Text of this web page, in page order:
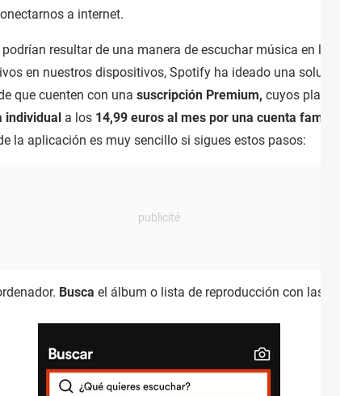
a internet.
resultar de una manera de escuchar música en la
en nuestros dispositivos, Spotify ha ideado una solución
que cuenten con una suscripción Premium, cuyos planes
individual a los 14,99 euros al mes por una cuenta familiar.
la aplicación es muy sencillo si sigues estos pasos:
Busca el álbum o lista de reproducción con las